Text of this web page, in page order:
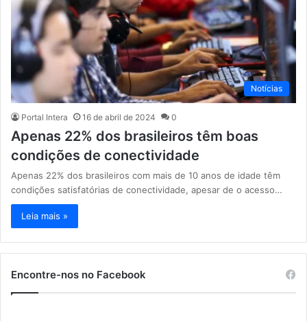
Notícias
Portal Intera 16 de abril de 2024 0
Apenas 22% dos brasileiros têm boas
condições de conectividade
Apenas 22% dos brasileiros com mais de 10 anos de idade têm
condições satisfatórias de conectividade, apesar de o acesso…
Leia mais »
Encontre-nos no Facebook